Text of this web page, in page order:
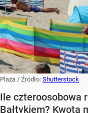
Plaża / Źródło: Shutterstock
Ile czteroosobowa
Bałtykiem? Kwota